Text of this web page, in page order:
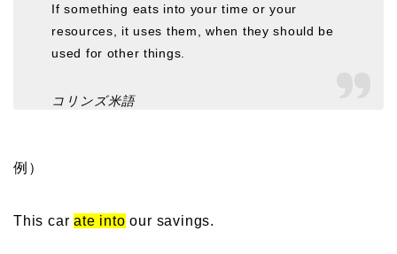
If something eats into your time or your
resources, it uses them, when they should be
used for other things.
コリンズ米語
例）
This carate into our savings.